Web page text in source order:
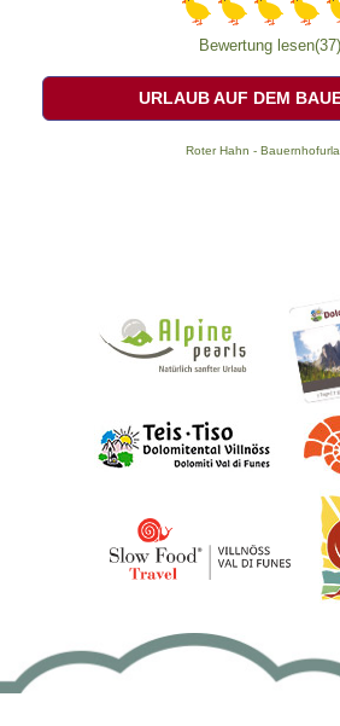
Bewertung lesen(37)
URLAUB AUF DEM
Roter Hahn -